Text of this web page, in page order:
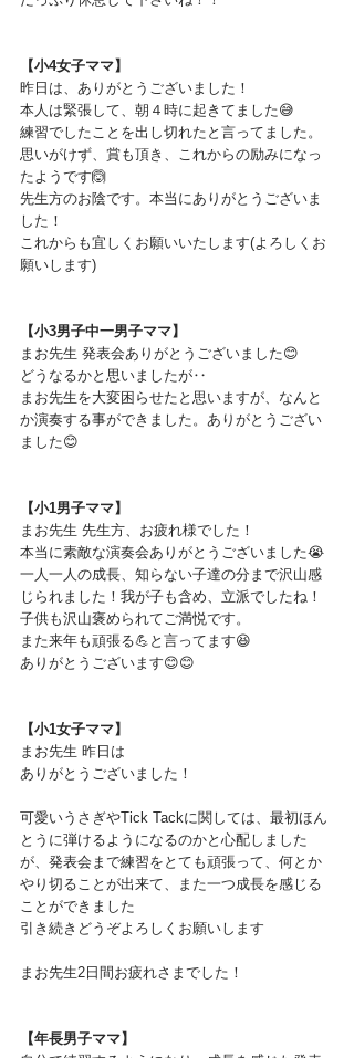
【小4女子ママ】
昨日は、ありがとうございました！
本人は緊張して、朝４時に起きてました😅
練習でしたことを出し切れたと言ってました。
思いがけず、賞も頂き、これからの励みになっ
たようです🙆
先生方のお陰です。本当にありがとうございま
した！
これからも宜しくお願いいたします(よろしくお
願いします)
【小3男子中一男子ママ】
まお先生 発表会ありがとうございました😊
どうなるかと思いましたが‥
まお先生を大変困らせたと思いますが、なんと
か演奏する事ができました。ありがとうござい
ました😊
【小1男子ママ】
まお先生 先生方、お疲れ様でした！
本当に素敵な演奏会ありがとうございました😭
一人一人の成長、知らない子達の分まで沢山感
じられました！我が子も含め、立派でしたね！
子供も沢山褒められてご満悦です。
また来年も頑張る💪と言ってます😆
ありがとうございます😊😊
【小1女子ママ】
まお先生 昨日は
ありがとうございました！
可愛いうさぎやTick Tackに関しては、最初ほん
とうに弾けるようになるのかと心配しました
が、発表会まで練習をとても頑張って、何とか
やり切ることが出来て、また一つ成長を感じる
ことができました
引き続きどうぞよろしくお願いします
まお先生2日間お疲れさまでした！
【年長男子ママ】